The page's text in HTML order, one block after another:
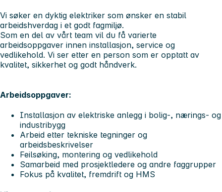
Vi søker en dyktig elektriker som ønsker en stabil
arbeidshverdag i et godt fagmiljø.
Som en del av vårt team vil du få varierte
arbeidsoppgaver innen installasjon, service og
vedlikehold. Vi ser etter en person som er opptatt av
kvalitet, sikkerhet og godt håndverk.
Arbeidsoppgaver:
Installasjon av elektriske anlegg i bolig-, nærings- og
industribygg
Arbeid etter tekniske tegninger og
arbeidsbeskrivelser
Feilsøking, montering og vedlikehold
Samarbeid med prosjektledere og andre faggrupper
Fokus på kvalitet, fremdrift og HMS